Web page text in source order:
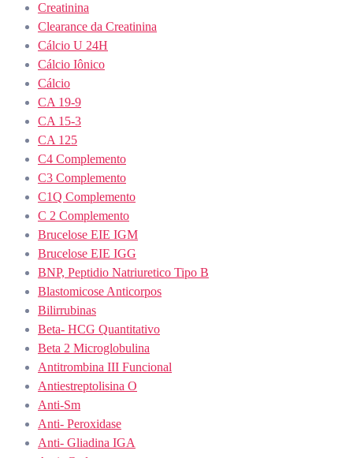
Creatinina
Clearance da Creatinina
Cálcio U 24H
Cálcio Iônico
Cálcio
CA 19-9
CA 15-3
CA 125
C4 Complemento
C3 Complemento
C1Q Complemento
C 2 Complemento
Brucelose EIE IGM
Brucelose EIE IGG
BNP, Peptidio Natriuretico Tipo B
Blastomicose Anticorpos
Bilirrubinas
Beta- HCG Quantitativo
Beta 2 Microglobulina
Antitrombina III Funcional
Antiestreptolisina O
Anti-Sm
Anti- Peroxidase
Anti- Gliadina IGA